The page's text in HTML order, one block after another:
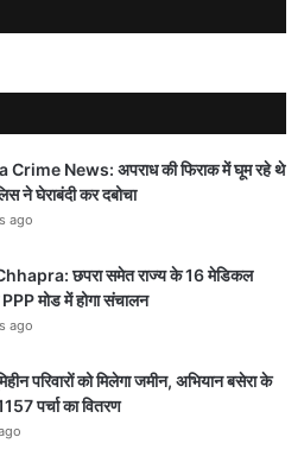
News: अपराध की फिराक में घूम रहे थे
ने घेराबंदी कर दबोचा
ago
छपरा समेत राज्य के 16 मेडिकल
मोड में होगा संचालन
ago
परिवारों को मिलेगा जमीन, अभियान बसेरा के
पर्चा का वितरण